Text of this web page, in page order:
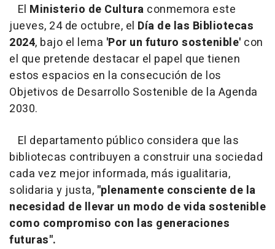
El Ministerio de Cultura conmemora este
jueves, 24 de octubre, el Día de las Bibliotecas
2024, bajo el lema 'Por un futuro sostenible' con
el que pretende destacar el papel que tienen
estos espacios en la consecución de los
Objetivos de Desarrollo Sostenible de la Agenda
2030.
El departamento público considera que las
bibliotecas contribuyen a construir una sociedad
cada vez mejor informada, más igualitaria,
solidaria y justa, "plenamente consciente de la
necesidad de llevar un modo de vida sostenible
como compromiso con las generaciones
futuras".